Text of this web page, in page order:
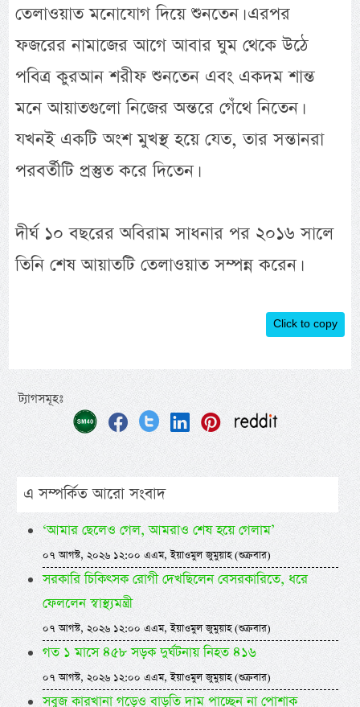
তেলাওয়াত মনোযোগ দিয়ে শুনতেন। এরপর
ফজরের নামাজের আগে আবার ঘুম থেকে উঠে
পবিত্র কুরআন শরীফ শুনতেন এবং একদম শান্ত
মনে আয়াতগুলো নিজের অন্তরে গেঁথে নিতেন।
যখনই একটি অংশ মুখস্থ হয়ে যেত, তার সন্তানরা
পরবর্তীটি প্রস্তুত করে দিতেন।
দীর্ঘ ১০ বছরের অবিরাম সাধনার পর ২০১৬ সালে
তিনি শেষ আয়াতটি তেলাওয়াত সম্পন্ন করেন।
Click to copy
ট্যাগসমূহঃ
এ সম্পর্কিত আরো সংবাদ
‘আমার ছেলেও গেল, আমরাও শেষ হয়ে গেলাম’
০৭ আগস্ট, ২০২৬ ১২:০০ এএম, ইয়াওমুল জুমুয়াহ (শুক্রবার)
সরকারি চিকিৎসক রোগী দেখছিলেন বেসরকারিতে, ধরে
ফেললেন স্বাস্থ্যমন্ত্রী
০৭ আগস্ট, ২০২৬ ১২:০০ এএম, ইয়াওমুল জুমুয়াহ (শুক্রবার)
গত ১ মাসে ৪৫৮ সড়ক দুর্ঘটনায় নিহত ৪১৬
০৭ আগস্ট, ২০২৬ ১২:০০ এএম, ইয়াওমুল জুমুয়াহ (শুক্রবার)
সবুজ কারখানা গড়েও বাড়তি দাম পাচ্ছেন না পোশাক